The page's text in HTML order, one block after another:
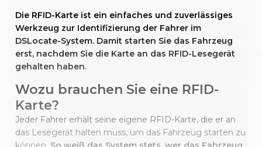
Die RFID-Karte ist ein einfaches und zuverlässiges
Werkzeug zur Identifizierung der Fahrer im
DSLocate-System. Damit starten Sie das Fahrzeug
erst, nachdem Sie die Karte an das RFID-Lesegerät
gehalten haben.
Wozu brauchen Sie eine RFID-
Karte?
Jeder Fahrer erhält seine eigene RFID-Karte, die er an
das Lesegerät halten muss, um das Fahrzeug starten zu